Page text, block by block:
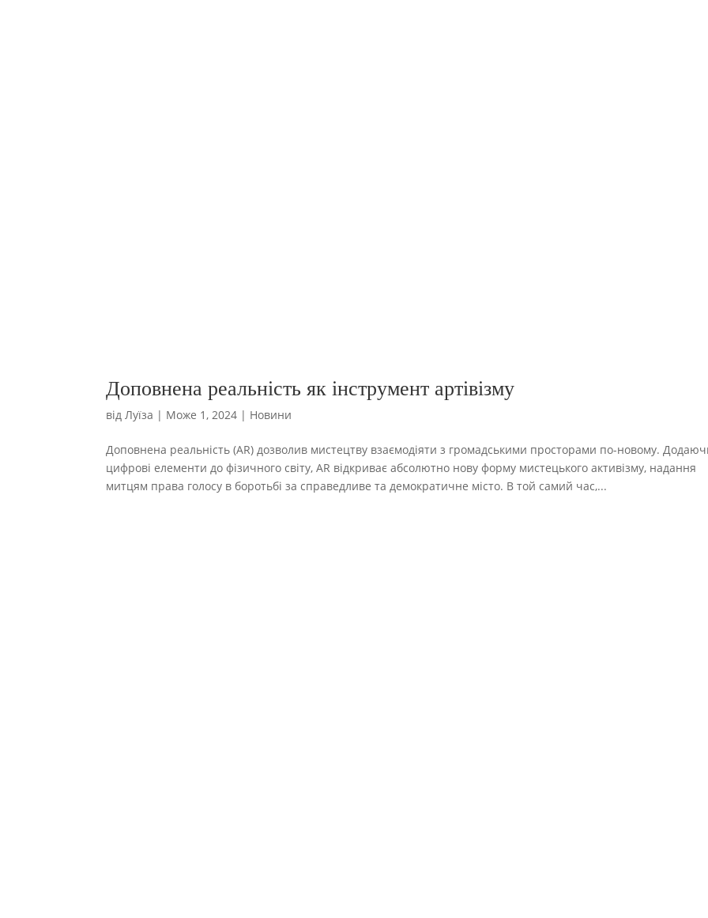
Доповнена реальність як інструмент артівізму
від Луїза | Може 1, 2024 | Новини
Доповнена реальність (AR) дозволив мистецтву взаємодіяти з громадськими просторами по-новому.
цифрові елементи до фізичного світу, AR відкриває абсолютно нову форму мистецького активізму, надання
митцям права голосу в боротьбі за справедливе та демократичне місто. В той самий час,...